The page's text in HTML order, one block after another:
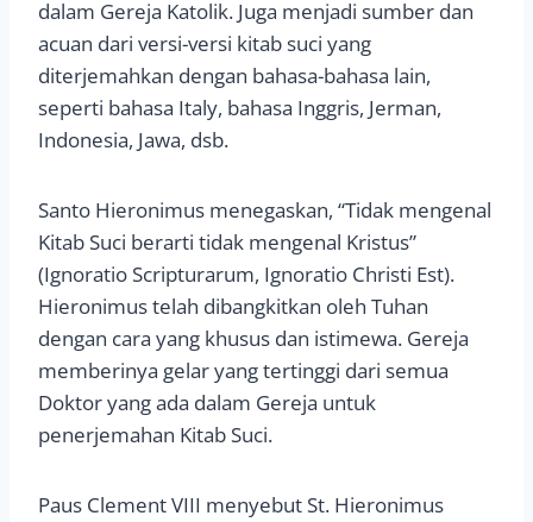
dalam Gereja Katolik. Juga menjadi sumber dan
acuan dari versi-versi kitab suci yang
diterjemahkan dengan bahasa-bahasa lain,
seperti bahasa Italy, bahasa Inggris, Jerman,
Indonesia, Jawa, dsb.
Santo Hieronimus menegaskan, “Tidak mengenal
Kitab Suci berarti tidak mengenal Kristus”
(Ignoratio Scripturarum, Ignoratio Christi Est).
Hieronimus telah dibangkitkan oleh Tuhan
dengan cara yang khusus dan istimewa. Gereja
memberinya gelar yang tertinggi dari semua
Doktor yang ada dalam Gereja untuk
penerjemahan Kitab Suci.
Paus Clement VIII menyebut St. Hieronimus